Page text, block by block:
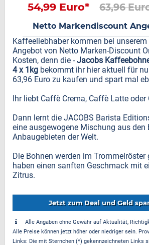
54,99 Euro* 63,96
Netto Markendiscount
Kaffeeliebhaber kommen bei
Angebot von Netto Marken-Discount
Kosten, denn die -Jacobs
4 x 1kg bekommt ihr hier aktuell für
63,96 Euro zu kaufen und spart mal
Ihr liebt Caffè Crema, Caffè Latte oder
Dann lernt die JACOBS Barista
eine ausgewogene Mischung aus den
Anbaugebieten der Welt.
Die Bohnen werden im Trommelröster
haben einen sanften Geschmack mit
Zitrus.
Jetzt zum Deal und Geld
Alle Angaben ohne Gewähr auf Aktualität,
Alle Preise können jetzt höher oder niedriger sein.
Links: Die mit Sternchen (*) gekennzeichneten Links